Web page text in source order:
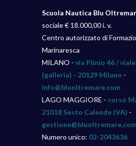
Scuola Nautica Blu
sociale € 18.000,00 i. v.
Centro autorizzato di
Marinaresca
MILANO - via Plinio 46 /
(galleria) - 20129 Milano -
info@bluoltremare.com
LAGO MAGGIORE - corso
21018 Sesto Calende (VA) -
gestione@bluoltremare.com
Numero unico: 02-2043636